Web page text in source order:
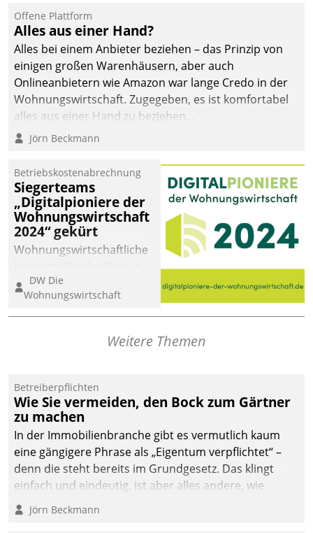
einsehen und ändern
oder
Schadensmeldungen
abgeben – rund um die
Uhr.
Offene Plattform
Alles aus einer Hand?
Alles bei einem Anbieter beziehen – das Prinzip von
einigen großen Warenhäusern, aber auch
Onlineanbietern wie Amazon war lange Credo in der
Wohnungswirtschaft. Zugegeben, es ist komfortabel
alles aus einer Hand zu beziehen...
Jörn Beckmann
Betriebskostenabrechnung
Siegerteams
„Digitalpioniere der
Wohnungswirtschaft
2024“ gekürt
Wohnungswirtschaftliche
eine digitale Zukunft zu
finden, ist das Ziel des
Awards „Digitalpioniere
Wohnungswirtschaft“.
dafür ein Team
bestehend aus
Wohnungsunternehmen
und PropTech.
DW Die
Wohnungswirtschaft
Weitere Themen
Betreiberpflichten
Wie Sie vermeiden, den Bock zum Gärtner
zu machen
In der Immobilienbranche gibt es vermutlich kaum
eine gängigere Phrase als „Eigentum verpflichtet“ –
denn die steht bereits im Grundgesetz. Das klingt
einfach und eindeutig, ist aber alles andere, wie
Branchenbeschäftigte wissen. Denn mit der
Verantwortung folgen Verpflichtungen.
Jörn Beckmann